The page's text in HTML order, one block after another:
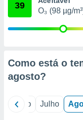
39
O₃ (98 µg/
Como está o
agosto?
Junho Julho